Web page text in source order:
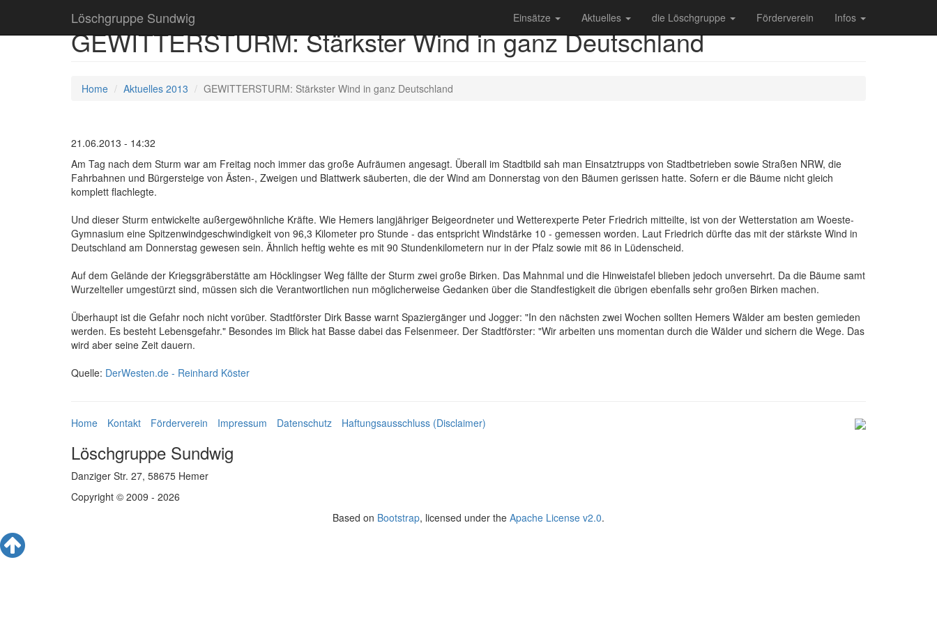
Löschgruppe Sundwig Einsätze Aktuelles die Löschgruppe Förderverein Infos
GEWITTERSTURM: Stärkster Wind in ganz Deutschland
Home Aktuelles 2013 GEWITTERSTURM: Stärkster Wind in ganz Deutschland
21.06.2013 - 14:32
Am Tag nach dem Sturm war am Freitag noch immer das große Aufräumen angesagt. Überall im Stadtbild sah man Einsatztrupps von Stadtbetrieben sowie Straßen NRW, die
Fahrbahnen und Bürgersteige von Ästen-, Zweigen und Blattwerk säuberten, die der Wind am Donnerstag von den Bäumen gerissen hatte. Sofern er die Bäume nicht gleich
komplett flachlegte.
Und dieser Sturm entwickelte außergewöhnliche Kräfte. Wie Hemers langjähriger Beigeordneter und Wetterexperte Peter Friedrich mitteilte, ist von der Wetterstation am Woeste-
Gymnasium eine Spitzenwindgeschwindigkeit von 96,3 Kilometer pro Stunde - das entspricht Windstärke 10 - gemessen worden. Laut Friedrich dürfte das mit der stärkste Wind in
Deutschland am Donnerstag gewesen sein. Ähnlich heftig wehte es mit 90 Stundenkilometern nur in der Pfalz sowie mit 86 in Lüdenscheid.
Auf dem Gelände der Kriegsgräberstätte am Höcklingser Weg fällte der Sturm zwei große Birken. Das Mahnmal und die Hinweistafel blieben jedoch unversehrt. Da die Bäume samt
Wurzelteller umgestürzt sind, müssen sich die Verantwortlichen nun möglicherweise Gedanken über die Standfestigkeit die übrigen ebenfalls sehr großen Birken machen.
Überhaupt ist die Gefahr noch nicht vorüber. Stadtförster Dirk Basse warnt Spaziergänger und Jogger: "In den nächsten zwei Wochen sollten Hemers Wälder am besten gemieden
werden. Es besteht Lebensgefahr." Besondes im Blick hat Basse dabei das Felsenmeer. Der Stadtförster: "Wir arbeiten uns momentan durch die Wälder und sichern die Wege. Das
wird aber seine Zeit dauern.
Quelle: DerWesten.de - Reinhard Köster
Home Kontakt Förderverein Impressum Datenschutz Haftungsausschluss (Disclaimer)
Löschgruppe Sundwig
Danziger Str. 27, 58675 Hemer
Copyright © 2009 - 2026
Based on Bootstrap, licensed under the Apache License v2.0.